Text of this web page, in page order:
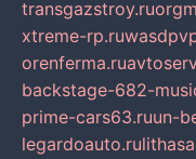
transgazstroy.ru
xtreme-rp.ru
orenferma.ru
backstage-682-
prime-cars63.ruun-
legardoauto.ru